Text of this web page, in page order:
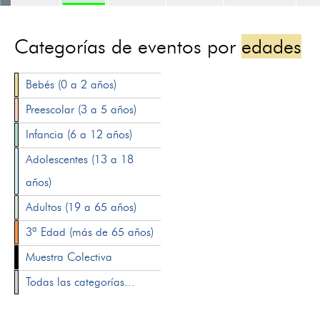
Categorías de eventos por edades
Bebés (0 a 2 años)
Preescolar (3 a 5 años)
Infancia (6 a 12 años)
Adolescentes (13 a 18
años)
Adultos (19 a 65 años)
3ª Edad (más de 65 años)
Muestra Colectiva
Todas las categorías...